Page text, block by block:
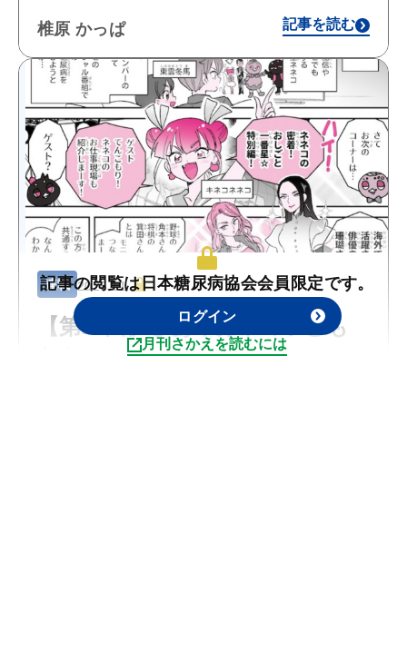
椎原 かっぱ 記事を読む
連載 2025.11
【第15回】さあ千分率の子ども
記事の閲覧は日本糖尿病協会会員限定です。
ログイン
月刊さかえを読むには